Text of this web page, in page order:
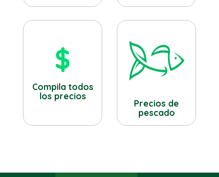
Compila todos
los precios
Precios de
pescado